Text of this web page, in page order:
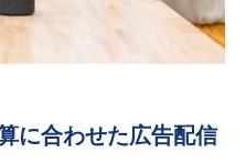
に合わせた広告配信